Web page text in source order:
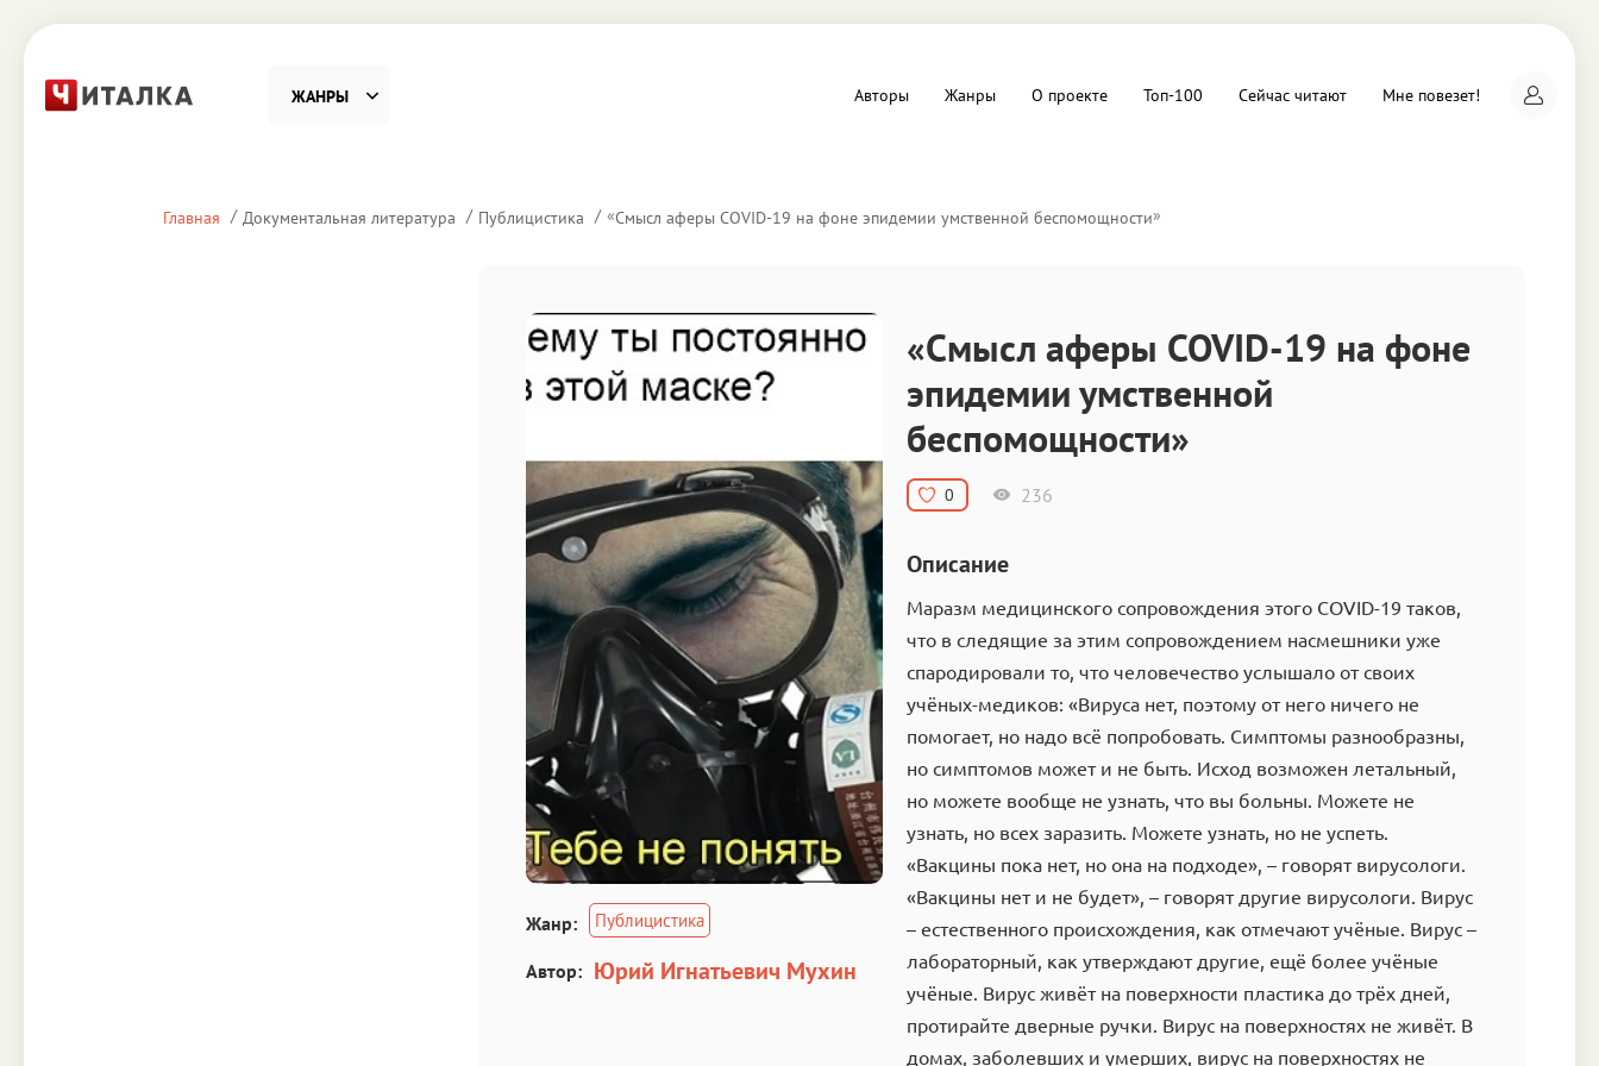
ЖАНРЫ
Драматургия
Компьютеры и Интернет
Старинное Фольклор
Авторы Жанры О проекте Топ-100 Сейчас читают Мне повезет!
Главная Документальная литература Публицистика «Смысл аферы COVID-19 на фоне эпидемии умственной беспомощности»
Жанр: Публицистика
Автор: Юрий Игнатьевич Мухин
«Смысл аферы COVID-19 на фоне
эпидемии умственной
беспомощности»
0 236
Описание
Маразм медицинского сопровождения этого COVID-19 таков,
что в следящие за этим сопровождением насмешники уже
спародировали то, что человечество услышало от своих
учёных-медиков: «Вируса нет, поэтому от него ничего не
помогает, но надо всё попробовать. Симптомы разнообразны,
но симптомов может и не быть. Исход возможен летальный,
но можете вообще не узнать, что вы больны. Можете не
узнать, но всех заразить. Можете узнать, но не успеть.
«Вакцины пока нет, но она на подходе», – говорят вирусологи.
«Вакцины нет и не будет», – говорят другие вирусологи. Вирус
– естественного происхождения, как отмечают учёные. Вирус –
лабораторный, как утверждают другие, ещё более учёные
учёные. Вирус живёт на поверхности пластика до трёх дней,
протирайте дверные ручки. Вирус на поверхностях не живёт. В
домах, заболевших и умерших, вирус на поверхностях не